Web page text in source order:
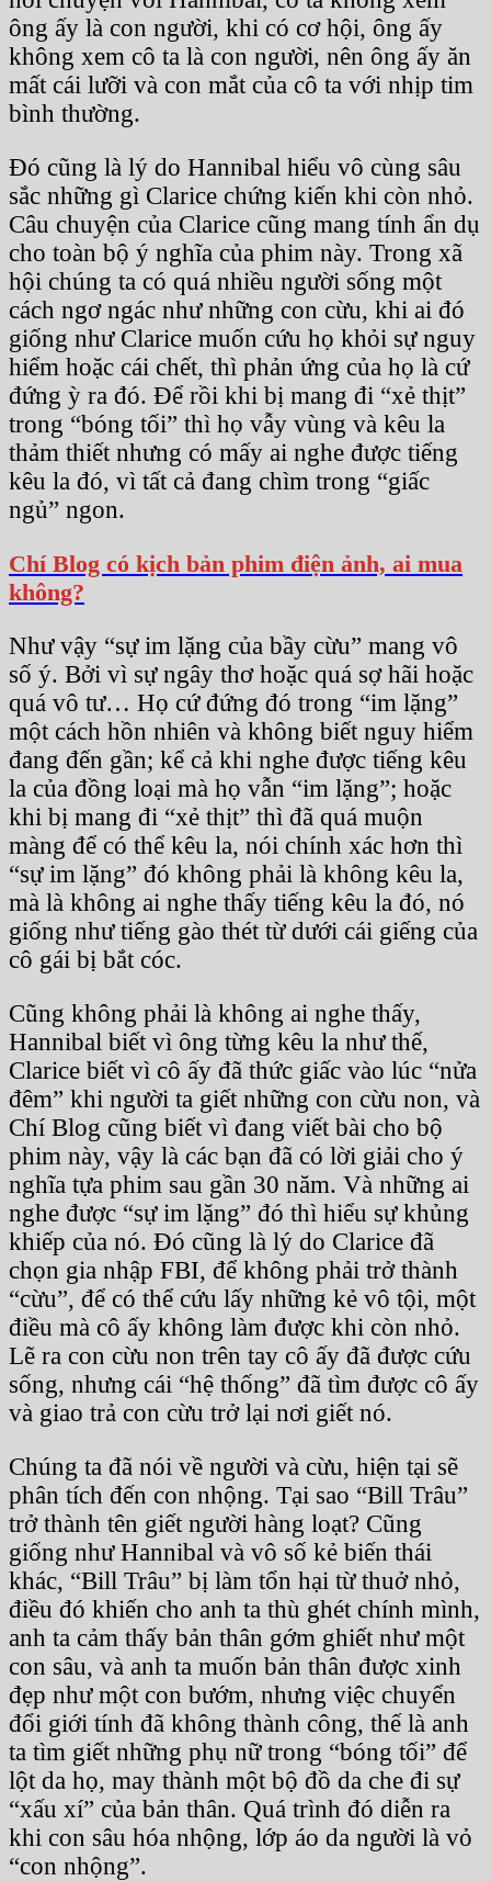
ông ấy là con người, khi có cơ hội, ông ấy
không xem cô ta là con người, nên ông ấy ăn
mất cái lưỡi và con mắt của cô ta với nhịp tim
bình thường.
Đó cũng là lý do Hannibal hiểu vô cùng sâu
sắc những gì Clarice chứng kiến khi còn nhỏ.
Câu chuyện của Clarice cũng mang tính ẩn dụ
cho toàn bộ ý nghĩa của phim này. Trong xã
hội chúng ta có quá nhiều người sống một
cách ngơ ngác như những con cừu, khi ai đó
giống như Clarice muốn cứu họ khỏi sự nguy
hiểm hoặc cái chết, thì phản ứng của họ là cứ
đứng ỳ ra đó. Để rồi khi bị mang đi “xẻ thịt”
trong “bóng tối” thì họ vẫy vùng và kêu la
thảm thiết nhưng có mấy ai nghe được tiếng
kêu la đó, vì tất cả đang chìm trong “giấc
ngủ” ngon.
Chí Blog có kịch bản phim điện ảnh, ai mua
không?
Như vậy “sự im lặng của bầy cừu” mang vô
số ý. Bởi vì sự ngây thơ hoặc quá sợ hãi hoặc
quá vô tư… Họ cứ đứng đó trong “im lặng”
một cách hồn nhiên và không biết nguy hiểm
đang đến gần; kể cả khi nghe được tiếng kêu
la của đồng loại mà họ vẫn “im lặng”; hoặc
khi bị mang đi “xẻ thịt” thì đã quá muộn
màng để có thể kêu la, nói chính xác hơn thì
“sự im lặng” đó không phải là không kêu la,
mà là không ai nghe thấy tiếng kêu la đó, nó
giống như tiếng gào thét từ dưới cái giếng của
cô gái bị bắt cóc.
Cũng không phải là không ai nghe thấy,
Hannibal biết vì ông từng kêu la như thế,
Clarice biết vì cô ấy đã thức giấc vào lúc “nửa
đêm” khi người ta giết những con cừu non, và
Chí Blog cũng biết vì đang viết bài cho bộ
phim này, vậy là các bạn đã có lời giải cho ý
nghĩa tựa phim sau gần 30 năm. Và những ai
nghe được “sự im lặng” đó thì hiểu sự khủng
khiếp của nó. Đó cũng là lý do Clarice đã
chọn gia nhập FBI, để không phải trở thành
“cừu”, để có thể cứu lấy những kẻ vô tội, một
điều mà cô ấy không làm được khi còn nhỏ.
Lẽ ra con cừu non trên tay cô ấy đã được cứu
sống, nhưng cái “hệ thống” đã tìm được cô ấy
và giao trả con cừu trở lại nơi giết nó.
Chúng ta đã nói về người và cừu, hiện tại sẽ
phân tích đến con nhộng. Tại sao “Bill Trâu”
trở thành tên giết người hàng loạt? Cũng
giống như Hannibal và vô số kẻ biến thái
khác, “Bill Trâu” bị làm tổn hại từ thuở nhỏ,
điều đó khiến cho anh ta thù ghét chính mình,
anh ta cảm thấy bản thân gớm ghiết như một
con sâu, và anh ta muốn bản thân được xinh
đẹp như một con bướm, nhưng việc chuyển
đổi giới tính đã không thành công, thế là anh
ta tìm giết những phụ nữ trong “bóng tối” để
lột da họ, may thành một bộ đồ da che đi sự
“xấu xí” của bản thân. Quá trình đó diễn ra
khi con sâu hóa nhộng, lớp áo da người là vỏ
“con nhộng”.